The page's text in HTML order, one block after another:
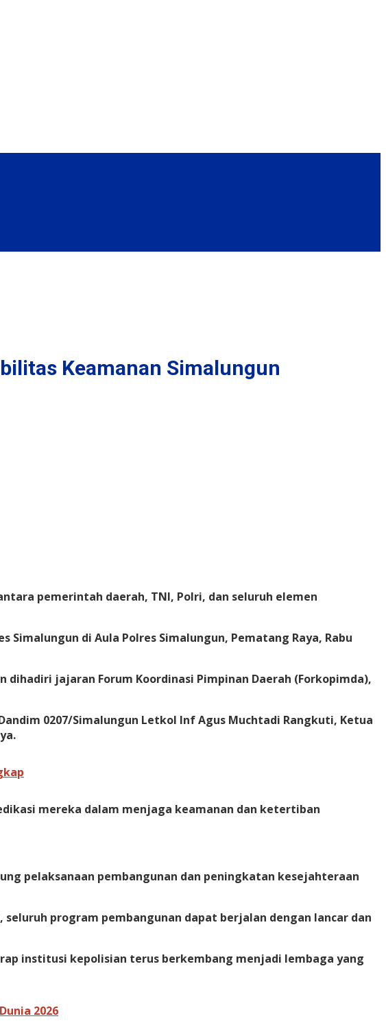
Keamanan Simalungun
pemerintah daerah, TNI, Polri, dan seluruh elemen
di Aula Polres Simalungun, Pematang Raya, Rabu
jajaran Forum Koordinasi Pimpinan Daerah (Forkopimda),
0207/Simalungun Letkol Inf Agus Muchtadi Rangkuti, Ketua
mereka dalam menjaga keamanan dan ketertiban
pelaksanaan pembangunan dan peningkatan kesejahteraan
program pembangunan dapat berjalan dengan lancar dan
institusi kepolisian terus berkembang menjadi lembaga yang
2026